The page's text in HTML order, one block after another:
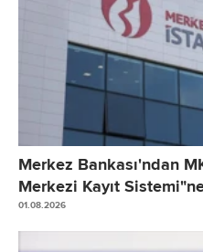
Merkez Bankası'ndan
Merkezi Kayıt
01.08.2026